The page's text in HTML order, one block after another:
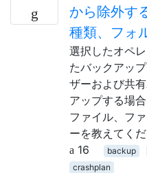
から除外す
種類、フォ
選択したオペ
たバックアッ
ザーおよび共
アップする場
ファイル、フ
ーを教えてくだ
16
backup
crashplan